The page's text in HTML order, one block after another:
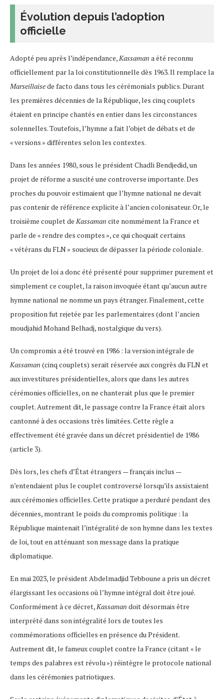
Évolution depuis l’adoption
officielle
Adopté peu après l’indépendance, Kassaman a été reconnu
officiellement par la loi constitutionnelle dès 1963​. Il remplace la
Marseillaisede facto dans tous les cérémonials publics. Durant
les premières décennies de la République, les cinq couplets
étaient en principe chantés en entier dans les circonstances
solennelles. Toutefois, l’hymne a fait l’objet de débats et de
« versions » différentes selon les contextes.
Dans les années 1980, sous le président Chadli Bendjedid, un
projet de réforme a suscité une controverse importante. Des
proches du pouvoir estimaient que l’hymne national ne devait
pas contenir de référence explicite à l’ancien colonisateur. Or, le
troisième couplet de Kassaman cite nommément la France et
parle de « rendre des comptes », ce qui choquait certains
« vétérans du FLN » soucieux de dépasser la période coloniale.
Un projet de loi a donc été présenté pour supprimer purement et
simplement ce couplet, la raison invoquée étant qu’aucun autre
hymne national ne nomme un pays étranger. Finalement, cette
proposition fut rejetée par les parlementaires (dont l’ancien
moudjahid Mohand Belhadj, nostalgique du vers).
Un compromis a été trouvé en 1986 : la version intégrale de
Kassaman (cinq couplets) serait réservée aux congrès du FLN et
aux investitures présidentielles, alors que dans les autres
cérémonies officielles, on ne chanterait plus que le premier
couplet​. Autrement dit, le passage contre la France était alors
cantonné à des occasions très limitées. Cette règle a
effectivement été gravée dans un décret présidentiel de 1986
(article 3)​.
Dès lors, les chefs d’État étrangers — français inclus —
n’entendaient plus le couplet controversé lorsqu’ils assistaient
aux cérémonies officielles. Cette pratique a perduré pendant des
décennies, montrant le poids du compromis politique : la
République maintenait l’intégralité de son hymne dans les textes
de loi, tout en atténuant son message dans la pratique
diplomatique.
En mai 2023, le président Abdelmadjid Tebboune a pris un décret
élargissant les occasions où l’hymne intégral doit être joué​.
Conformément à ce décret, Kassaman doit désormais être
interprété dans son intégralité lors de toutes les
commémorations officielles en présence du Président.
Autrement dit, le fameux couplet contre la France (citant « le
temps des palabres est révolu ») réintègre le protocole national
dans les cérémonies patriotiques.